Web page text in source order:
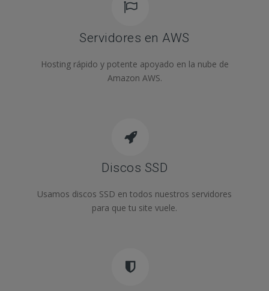
Servidores en AWS
Hosting rápido y potente apoyado en la nube de
Amazon AWS.
Discos SSD
Usamos discos SSD en todos nuestros servidores
para que tu site vuele.